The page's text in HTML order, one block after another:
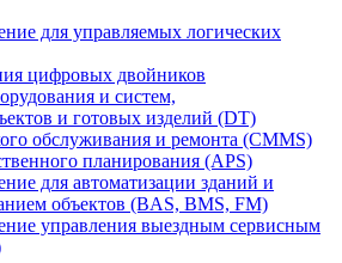
для управляемых логических
цифровых двойников
и систем,
и готовых изделий (DT)
обслуживания и ремонта (CMMS)
планирования (APS)
для автоматизации зданий и
объектов (BAS, BMS, FM)
управления выездным сервисным